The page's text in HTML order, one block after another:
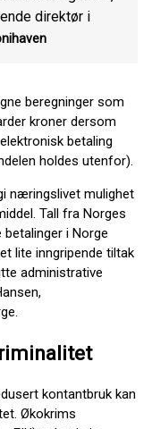
direktør i
beregninger som
kroner dersom
betaling
holdes utenfor).
næringslivet mulighet
Tall fra Norges
betalinger i Norge
lite inngripende tiltak
administrative
kontantbruk kan
Økokrims